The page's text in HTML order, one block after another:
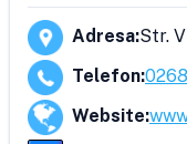
Adresa:Str.
Telefon:
Website: